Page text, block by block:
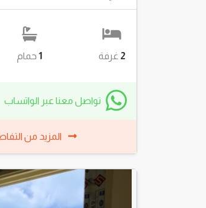
2 غرفة 1 حمام
تواصل معنا عبر الواتساب
المزيد من